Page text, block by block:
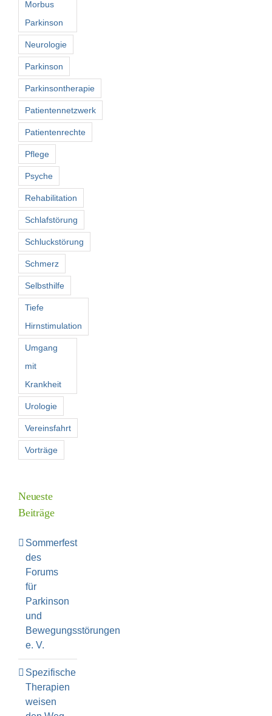
Morbus
Parkinson
Neurologie
Parkinson
Parkinsontherapie
Patientennetzwerk
Patientenrechte
Pflege
Psyche
Rehabilitation
Schlafstörung
Schluckstörung
Schmerz
Selbsthilfe
Tiefe
Hirnstimulation
Umgang
mit
Krankheit
Urologie
Vereinsfahrt
Vorträge
Neueste
Beiträge
Sommerfest
des
Forums
für
Parkinson
und
Bewegungsstörungen
e. V.
Spezifische
Therapien
weisen